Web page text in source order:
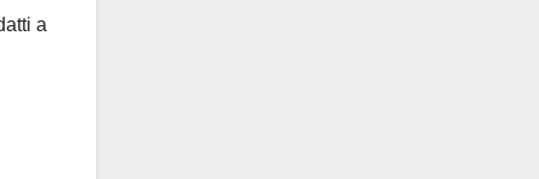
a